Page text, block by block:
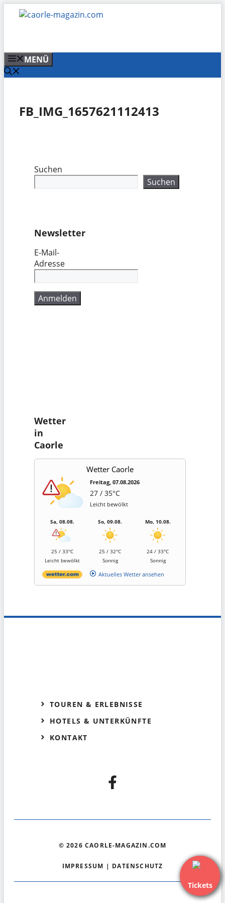
Zum
Inhalt
MENÜ
FB_IMG_1657621112413
Suchen
Suchen
Newsletter
E-Mail-
Adresse
Wetter
in
Caorle
Wetter Caorle
Freitag, 07.08.2026
27 / 35°C
Leicht bewölkt
Sa, 08.08.
25 / 33°C
Leicht bewölkt
So, 09.08.
25 / 32°C
Sonnig
Mo, 10.08.
24 / 33°C
Sonnig
Aktuelles Wetter ansehen
Tickets
TOUREN & ERLEBNISSE
HOTELS & UNTERKÜNFTE
KONTAKT
© 2026 CAORLE-MAGAZIN.COM
IMPRESSUM | DATENSCHUTZ